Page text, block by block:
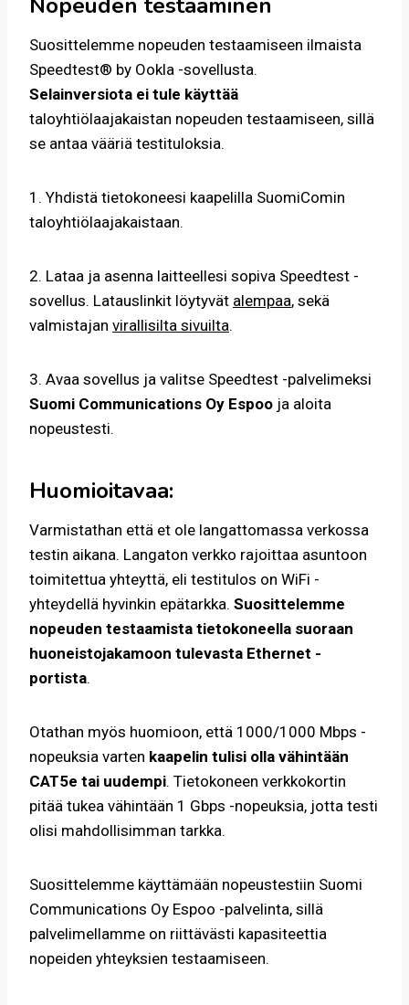
Suosittelemme nopeuden testaamiseen ilmaista
Speedtest® by Ookla -sovellusta.
Selainversiota ei tule käyttää
taloyhtiölaajakaistan nopeuden testaamiseen, sillä
se antaa vääriä testituloksia.
1. Yhdistä tietokoneesi kaapelilla SuomiComin
taloyhtiölaajakaistaan.
2. Lataa ja asenna laitteellesi sopiva Speedtest -
sovellus. Latauslinkit löytyvät alempaa, sekä
valmistajan virallisilta sivuilta.
3. Avaa sovellus ja valitse Speedtest -palvelimeksi
Suomi Communications Oy Espoo ja aloita
nopeustesti.
Huomioitavaa:
Varmistathan että et ole langattomassa verkossa
testin aikana. Langaton verkko rajoittaa asuntoon
toimitettua yhteyttä, eli testitulos on WiFi -
yhteydellä hyvinkin epätarkka. Suosittelemme
nopeuden testaamista tietokoneella suoraan
huoneistojakamoon tulevasta Ethernet -
portista.
Otathan myös huomioon, että 1000/1000 Mbps -
nopeuksia varten kaapelin tulisi olla vähintään
CAT5e tai uudempi. Tietokoneen verkkokortin
pitää tukea vähintään 1 Gbps -nopeuksia, jotta testi
olisi mahdollisimman tarkka.
Suosittelemme käyttämään nopeustestiin Suomi
Communications Oy Espoo -palvelinta, sillä
palvelimellamme on riittävästi kapasiteettia
nopeiden yhteyksien testaamiseen.